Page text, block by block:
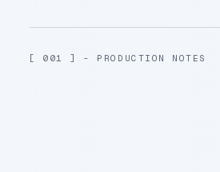
[ 001 ] - PRODUCTION NOTES